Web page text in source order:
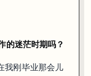
的迷茫时期吗？
我刚毕业那会儿